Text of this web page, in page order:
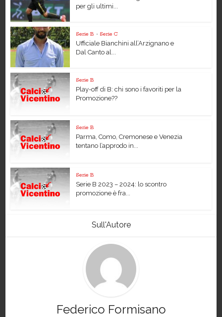
per gli ultimi...
Serie B • Serie C
Ufficiale Bianchini all’Arzignano e
Dal Canto al...
Serie B
Play-off di B: chi sono i favoriti per la
Promozione??
Serie B
Parma, Como, Cremonese e Venezia
tentano l’approdo in...
Serie B
Serie B 2023 – 2024: lo scontro
promozione è fra...
Sull'Autore
Federico Formisano